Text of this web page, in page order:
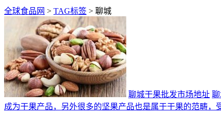
全球食品网 > TAG标签 > 聊城
聊城干果批发市场地址
成为干果产品，另外很多的坚果产品也是属于干果的范畴，